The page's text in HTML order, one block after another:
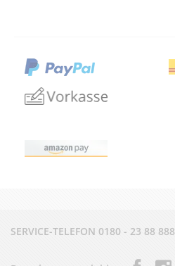
SERVICE-TELEFON 0180 - 23 88 888